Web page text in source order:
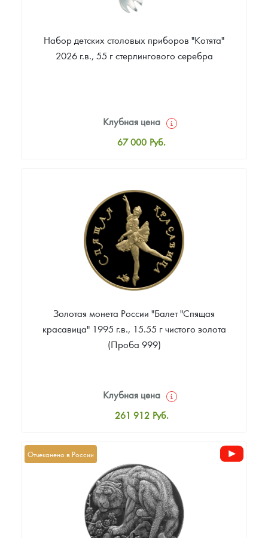
Набор детских столовых приборов "Котята"
2026 г.в., 55 г стерлингового серебра
Клубная цена
67 000 Руб.
Цена выкупа
Звоните
Золотая монета России "Балет "Спящая
красавица" 1995 г.в., 15.55 г чистого золота
(Проба 999)
Клубная цена
261 912 Руб.
Цена выкупа
Звоните
Отчеканено в России